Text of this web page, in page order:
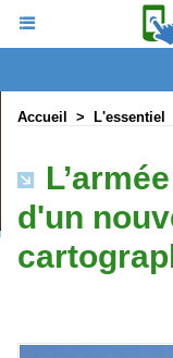
Accueil > L'essentiel
d'un